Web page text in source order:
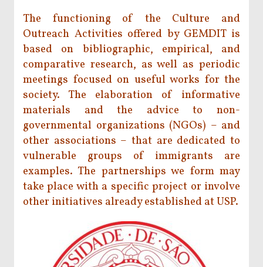
The functioning of the Culture and
Outreach Activities offered by GEMDIT is
based on bibliographic, empirical, and
comparative research, as well as periodic
meetings focused on useful works for the
society. The elaboration of informative
materials and the advice to non-
governmental organizations (NGOs) – and
other associations – that are dedicated to
vulnerable groups of immigrants are
examples. The partnerships we form may
take place with a specific project or involve
other initiatives already established at USP.